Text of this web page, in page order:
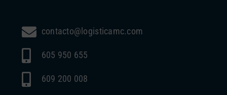
contacto@logisticamc.com
605 950 655
609 200 008